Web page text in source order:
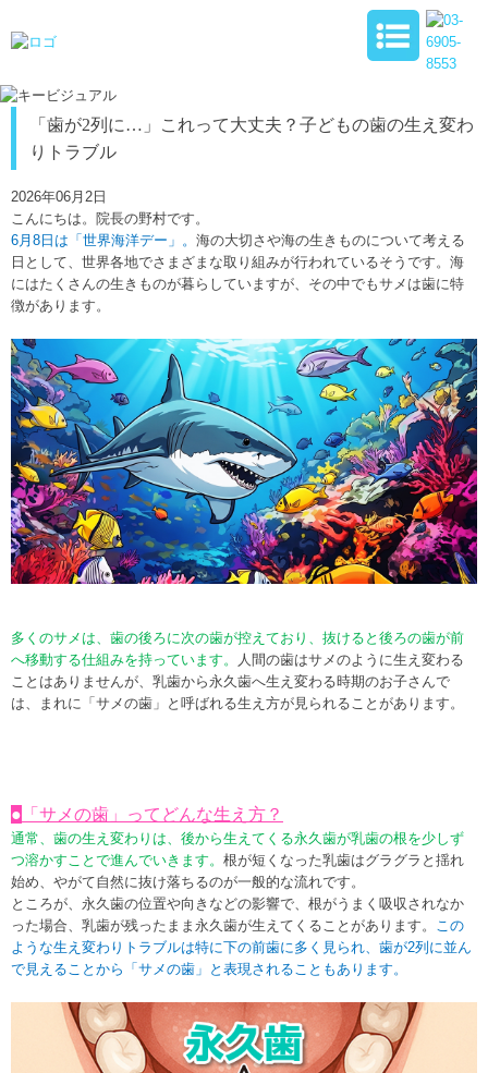
「歯が2列に…」これって大丈夫？子どもの歯の生え変わ
りトラブル
2026年06月2日
こんにちは。院長の野村です。
6月8日は「世界海洋デー」。 海の大切さや海の生きものについて考える
日として、世界各地でさまざまな取り組みが行われているそうです。海
にはたくさんの生きものが暮らしていますが、その中でもサメは歯に特
徴があります。
多くのサメは、歯の後ろに次の歯が控えており、抜けると後ろの歯が前
へ移動する仕組みを持っています。
人間の歯はサメのように生え変わる
ことはありませんが、乳歯から永久歯へ生え変わる時期のお子さんで
は、まれに 「サメの歯」 と呼ばれる生え方が見られることがあります。
● 「サメの歯」ってどんな生え方？
通常、歯の生え変わりは、後から生えてくる永久歯が乳歯の根を少しず
つ溶かすことで進んでいきます。 根が短くなった乳歯はグラグラと揺れ
始め、やがて自然に抜け落ちるのが一般的な流れです。
ところが、永久歯の位置や向きなどの影響で、根がうまく吸収されなか
った場合、 乳歯が残ったまま永久歯が生えてくることがあります。
この
ような生え変わりトラブルは特に下の前歯に多く見られ、歯が2列に並ん
で見えることから「サメの歯」と表現されることもあります。